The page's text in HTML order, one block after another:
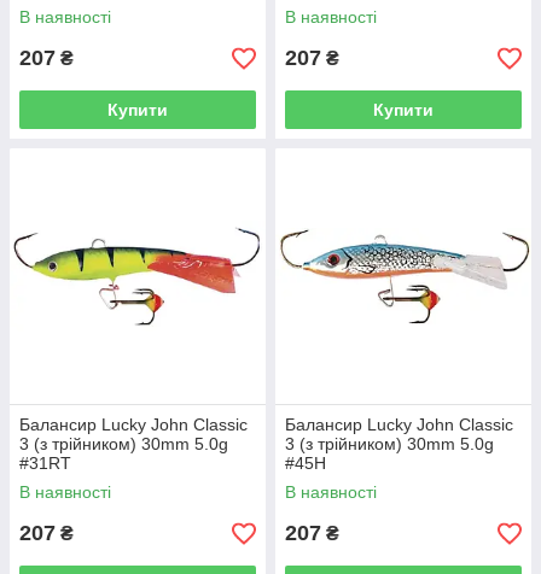
В наявності
207 ₴
Купити
В наявності
207 ₴
Купити
Балансир Lucky John Classic
3 (з трійником) 30mm 5.0g
#31RT
В наявності
207 ₴
Балансир Lucky John Classic
3 (з трійником) 30mm 5.0g
#45H
В наявності
207 ₴